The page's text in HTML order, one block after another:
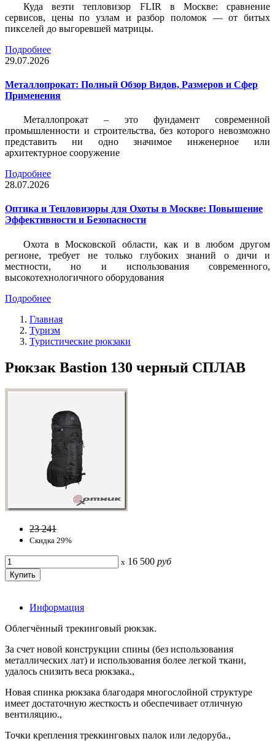
Куда везти тепловизор FLIR в Москве: сравнение
сервисов, цены по узлам и разбор поломок — от битых
пикселей до выгоревшей матрицы.
Подробнее
29.07.2026
Металлопрокат: Полный Обзор Видов, Размеров и Сфер
Применения
Металлопрокат – это фундамент современной
промышленности и строительства, без которого невозможно
представить ни одно значимое инженерное или
архитектурное сооружение
Подробнее
28.07.2026
Оптика и Тепловизоры для Охоты в Москве: Повышение
Эффективности и Безопасности
Охота в Московской области, как и в любом другом
регионе, требует не только глубоких знаний о дичи и
местности, но и использования современного,
высокотехнологичного оборудования
Подробнее
Главная
Туризм
Туристические рюкзаки
Рюкзак Bastion 130 черный СПЛАВ
23 241
Скидка 29%
x 16 500 руб
Информация
Облегчённый трекинговый рюкзак.
За счет новой конструкции спины (без использования
металлических лат) и использования более легкой ткани,
удалось снизить веса рюкзака.,
Новая спинка рюкзака благодаря многослойной структуре
имеет достаточную жесткость и обеспечивает отличную
вентиляцию.,
Точки крепления треккинговых палок или ледоруба.,